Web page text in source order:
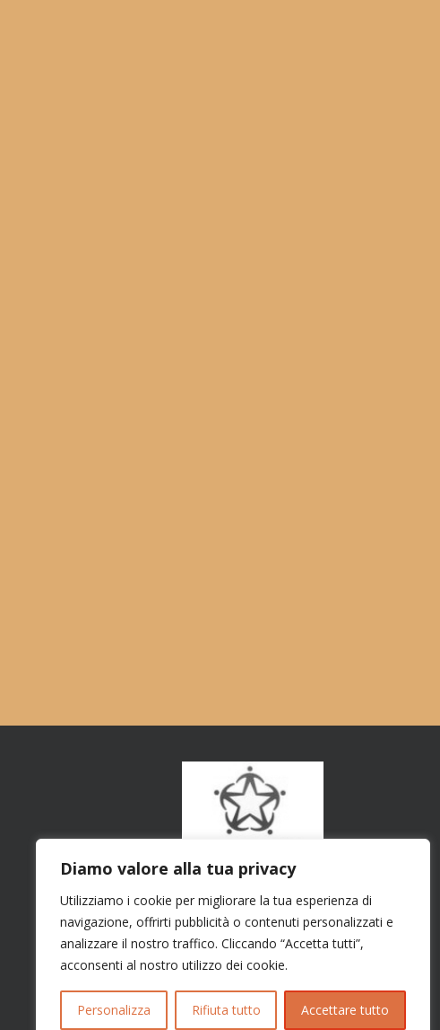
Diamo valore alla tua privacy
Utilizziamo i cookie per migliorare la tua esperienza di
navigazione, offrirti pubblicità o contenuti personalizzati e
analizzare il nostro traffico. Cliccando “Accetta tutti”,
acconsenti al nostro utilizzo dei cookie.
Personalizza Rifiuta tutto Accettare tutto